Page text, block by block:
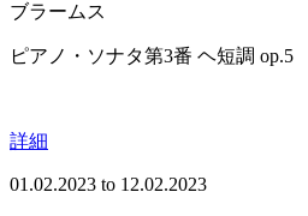
ブラームス
ピアノ・ソナタ第3番 ヘ短調 op.5
詳細
01.02.2023 to 12.02.2023